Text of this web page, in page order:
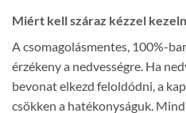
Miért kell száraz kézzel
A csomagolásmentes, 100%-
érzékeny a nedvességre. Ha
bevonat elkezd feloldódni, a
csökken a hatékonyságuk.